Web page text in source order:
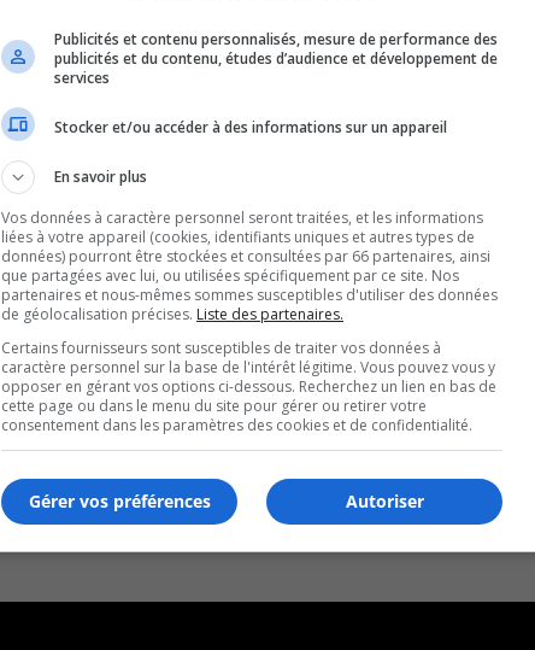
Publicités et contenu personnalisés, mesure de performance des
publicités et du contenu, études d’audience et développement de
services
Stocker et/ou accéder à des informations sur un appareil
En savoir plus
Vos données à caractère personnel seront traitées, et les informations
liées à votre appareil (cookies, identifiants uniques et autres types de
données) pourront être stockées et consultées par 66 partenaires, ainsi
que partagées avec lui, ou utilisées spécifiquement par ce site. Nos
partenaires et nous-mêmes sommes susceptibles d'utiliser des données
de géolocalisation précises. Liste des partenaires.
Certains fournisseurs sont susceptibles de traiter vos données à
caractère personnel sur la base de l'intérêt légitime. Vous pouvez vous y
opposer en gérant vos options ci-dessous. Recherchez un lien en bas de
cette page ou dans le menu du site pour gérer ou retirer votre
consentement dans les paramètres des cookies et de confidentialité.
Autoriser
Gérer vos préférences